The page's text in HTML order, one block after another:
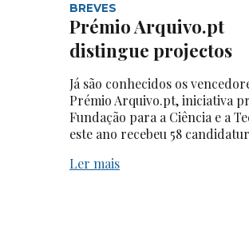
BREVES
Prémio Arquivo.pt
distingue projectos
Já são conhecidos os
Prémio Arquivo.pt, iniciativa
Fundação para a Ciência e a
este ano recebeu 58
Ler mais